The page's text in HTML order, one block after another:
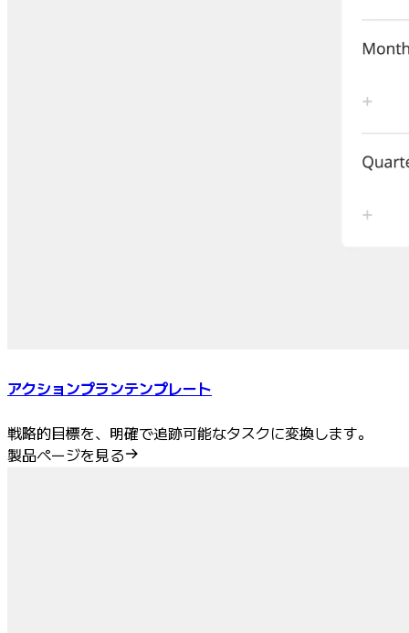
アクションプランテンプレート
戦略的目標を、明確で追跡可能なタスクに変換します。
製品ページを見る